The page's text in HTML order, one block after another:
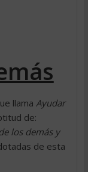
llama Ayudar
de:
los demás y
de esta